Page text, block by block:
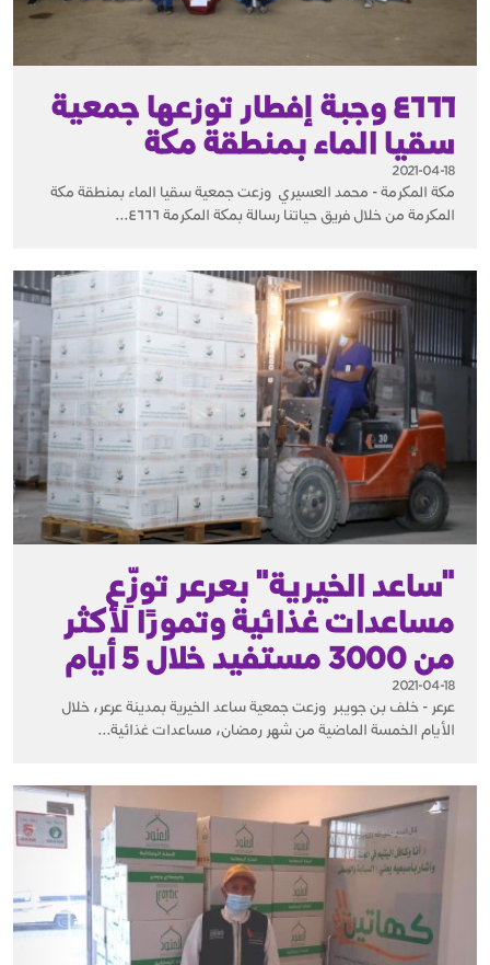
٤٦٦٦ وجبة إفطار توزعها جمعية
سقيا الماء بمنطقة مكة
2021-04-18
مكة المكرمة - محمد العسيري وزعت جمعية سقيا الماء بمنطقة مكة
المكرمة من خلال فريق حياتنا رسالة بمكة المكرمة ٤٦٦٦...
"ساعد الخيرية" بعرعر توزِّع
مساعدات غذائية وتمورًا لأكثر
من 3000 مستفيد خلال 5 أيام
2021-04-18
عرعر - خلف بن جويبر وزعت جمعية ساعد الخيرية بمدينة عرعر، خلال
الأيام الخمسة الماضية من شهر رمضان، مساعدات غذائية...